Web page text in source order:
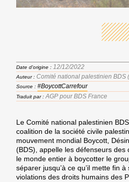
Date d'origine : 12/12/2022
Auteur : Comité national palestinien BDS
Source : #BoycottCarrefour
Traduit par : AGP pour BDS France
Le Comité national palestinien
coalition de la société civile
mouvement mondial Boycott,
(BDS) , appelle les défenseurs
le monde entier à boycotter le
séparer jusqu’à ce qu’il mette fin
violations des droits humains des